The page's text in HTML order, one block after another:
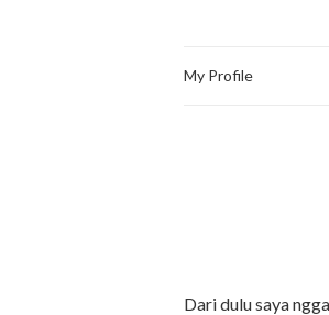
My Profile
Dari dulu saya